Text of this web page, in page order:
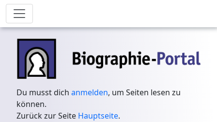
Du musst dichanmelden, um Seiten lesen zu
können.
Zurück zur Seite Hauptseite.